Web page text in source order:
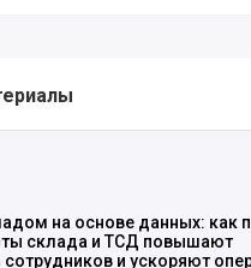
на основе данных: как
склада и ТСД повышают
и ускоряют